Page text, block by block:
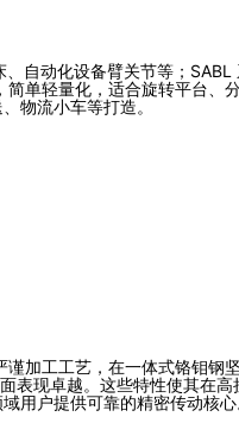
自动化设备臂关节等；SABL
单轻量化，适合旋转平台、
物流小车等打造。
加工工艺，在一体式铬钼钢
表现卓越。这些特性使其在
用户提供可靠的精密传动核